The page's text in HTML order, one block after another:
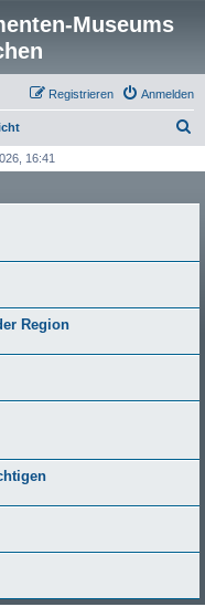
Museums
Anmelden
Registrieren
h
16:41
Region